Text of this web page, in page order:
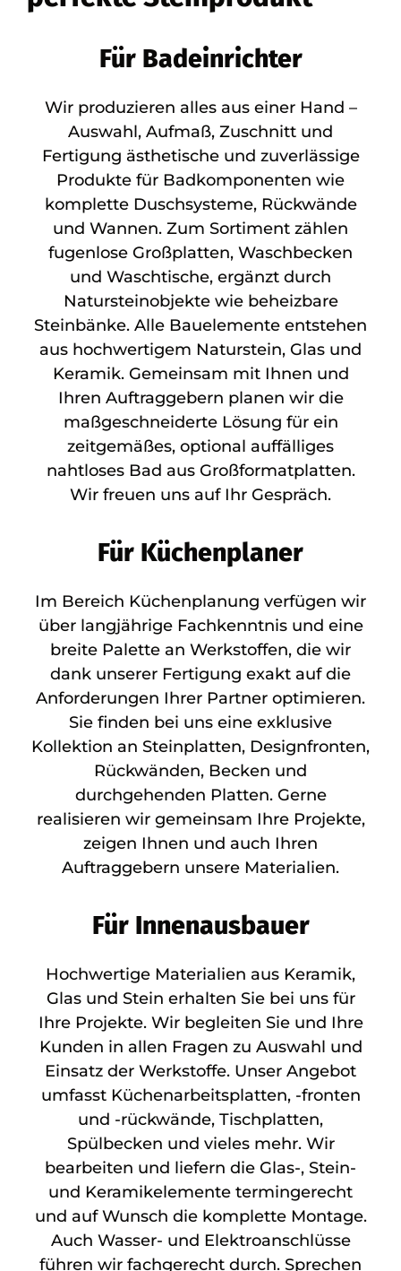
Für Badeinrichter
Wir produzieren alles aus einer Hand –
Auswahl, Aufmaß, Zuschnitt und
Fertigung ästhetische und zuverlässige
Produkte für Badkomponenten wie
komplette Duschsysteme, Rückwände
und Wannen. Zum Sortiment zählen
fugenlose Großplatten, Waschbecken
und Waschtische, ergänzt durch
Natursteinobjekte wie beheizbare
Steinbänke. Alle Bauelemente entstehen
aus hochwertigem Naturstein, Glas und
Keramik. Gemeinsam mit Ihnen und
Ihren Auftraggebern planen wir die
maßgeschneiderte Lösung für ein
zeitgemäßes, optional auffälliges
nahtloses Bad aus Großformatplatten.
Wir freuen uns auf Ihr Gespräch.
Für Küchenplaner
Im Bereich Küchenplanung verfügen wir
über langjährige Fachkenntnis und eine
breite Palette an Werkstoffen, die wir
dank unserer Fertigung exakt auf die
Anforderungen Ihrer Partner optimieren.
Sie finden bei uns eine exklusive
Kollektion an Steinplatten, Designfronten,
Rückwänden, Becken und
durchgehenden Platten. Gerne
realisieren wir gemeinsam Ihre Projekte,
zeigen Ihnen und auch Ihren
Auftraggebern unsere Materialien.
Für Innenausbauer
Hochwertige Materialien aus Keramik,
Glas und Stein erhalten Sie bei uns für
Ihre Projekte. Wir begleiten Sie und Ihre
Kunden in allen Fragen zu Auswahl und
Einsatz der Werkstoffe. Unser Angebot
umfasst Küchenarbeitsplatten, -fronten
und -rückwände, Tischplatten,
Spülbecken und vieles mehr. Wir
bearbeiten und liefern die Glas-, Stein-
und Keramikelemente termingerecht
und auf Wunsch die komplette Montage.
Auch Wasser- und Elektroanschlüsse
führen wir fachgerecht durch. Sprechen